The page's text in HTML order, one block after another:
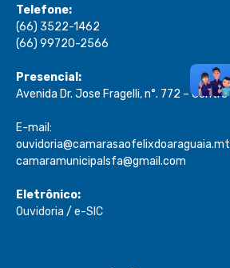
Telefone:
(66) 3522-1462
(66) 99720-2566
Presencial:
Avenida Dr. Jose Fragelli, n°. 772 –
E-mail:
camaramunicipalsfa@gmail.com
Eletrônico:
Ouvidoria / e-SIC